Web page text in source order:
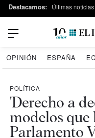
Destacamos: Últimas noticias
OPINIÓN ESPAÑA
POLÍTICA
'Derecho a
modelos
Parlamento